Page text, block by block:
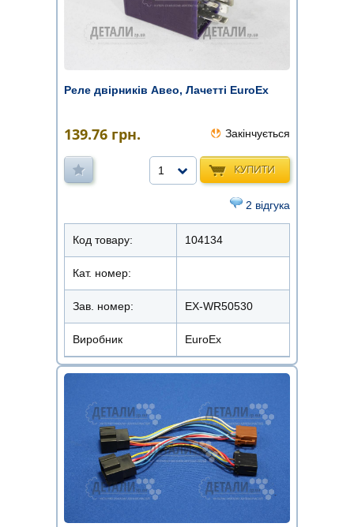
Реле двірників Авео, Лачетті EuroEx
139.76 грн. Закінчується
КУПИТИ
1
2 відгука
Код товару: 104134
Кат. номер:
Зав. номер: EX-WR50530
Виробник EuroEx